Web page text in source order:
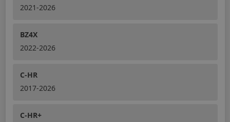
2021-2026
BZ4X
2022-2026
C-HR
2017-2026
C-HR+